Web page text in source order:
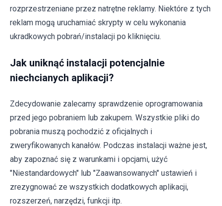
rozprzestrzeniane przez natrętne reklamy. Niektóre z tych
reklam mogą uruchamiać skrypty w celu wykonania
ukradkowych pobrań/instalacji po kliknięciu.
Jak uniknąć instalacji potencjalnie
niechcianych aplikacji?
Zdecydowanie zalecamy sprawdzenie oprogramowania
przed jego pobraniem lub zakupem. Wszystkie pliki do
pobrania muszą pochodzić z oficjalnych i
zweryfikowanych kanałów. Podczas instalacji ważne jest,
aby zapoznać się z warunkami i opcjami, użyć
"Niestandardowych" lub "Zaawansowanych" ustawień i
zrezygnować ze wszystkich dodatkowych aplikacji,
rozszerzeń, narzędzi, funkcji itp.